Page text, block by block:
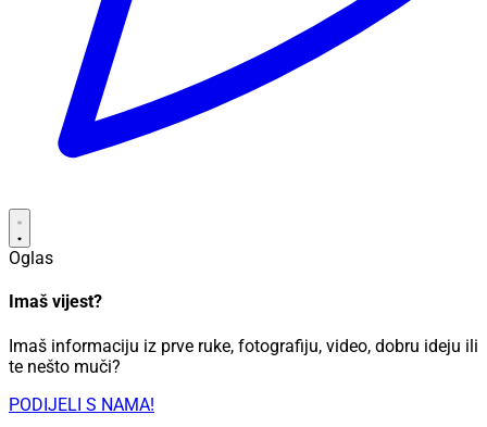
Oglas
Imaš vijest?
Imaš informaciju iz prve ruke, fotografiju, video, dobru ideju ili
te nešto muči?
PODIJELI S NAMA!